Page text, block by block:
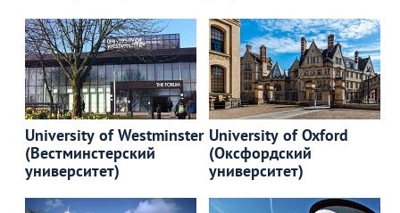
University of Westminster
(Вестминстерский
университет)
University of Oxford
(Оксфордский
университет)